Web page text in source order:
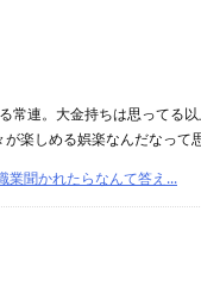
常連。大金持ちは思ってる
楽しめる娯楽なんだなって思
業聞かれたらなんて答え...